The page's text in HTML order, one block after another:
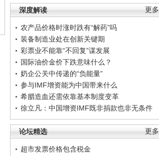
更多
深度解读
农产品价格时涨时跌有“解药”吗
装备制造业处在创新关键期
彩票业不能靠“不回复”谋发展
国际油价金价下跌意味什么？
奶企公关中传递的“负能量”
参与IMF增资能为中国带来什么
希腊造血还需依靠基本制度变革
徐立凡：中国增资IMF既非捐款也非无条件
更多
论坛精选
超市发票价格包含税金